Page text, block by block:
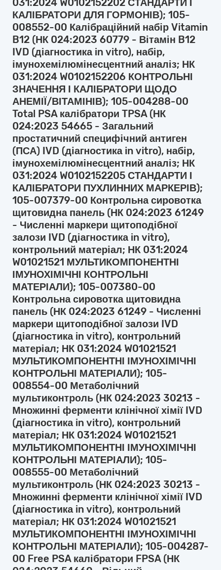
031:2024 W0102152202 СТАНДАРТИ І
КАЛІБРАТОРИ ДЛЯ ГОРМОНІВ); 105-
008552-00 Калібраційний набір Vitamin
B12 (НК 024:2023 60779 - Вітамін B12
IVD (діагностика in vitro), набір,
імунохемілюмінесцентний аналіз; НК
031:2024 W0102152206 КОНТРОЛЬНІ
ЗНАЧЕННЯ І КАЛІБРАТОРИ ЩОДО
АНЕМІЇ/ВІТАМІНІВ); 105-004288-00
Total PSA калібратори TPSA (НК
024:2023 54665 - Загальний
простатичний специфічний антиген
(ПСА) IVD (діагностика in vitro), набір,
імунохемілюмінесцентний аналіз; НК
031:2024 W0102152205 СТАНДАРТИ І
КАЛІБРАТОРИ ПУХЛИННИХ МАРКЕРІВ);
105-007379-00 Контрольна сировотка
щитовидна панель (НК 024:2023 61249
- Численні маркери щитоподібної
залози IVD (діагностика in vitro),
контрольний матеріал; НК 031:2024
W01021521 МУЛЬТИКОМПОНЕНТНІ
ІМУНОХІМІЧНІ КОНТРОЛЬНІ
МАТЕРІАЛИ); 105-007380-00
Контрольна сировотка щитовидна
панель (НК 024:2023 61249 - Численні
маркери щитоподібної залози IVD
(діагностика in vitro), контрольний
матеріал; НК 031:2024 W01021521
МУЛЬТИКОМПОНЕНТНІ ІМУНОХІМІЧНІ
КОНТРОЛЬНІ МАТЕРІАЛИ); 105-
008554-00 Метаболічний
мультиконтроль (НК 024:2023 30213 -
Множинні ферменти клінічної хімії IVD
(діагностика in vitro), контрольний
матеріал; НК 031:2024 W01021521
МУЛЬТИКОМПОНЕНТНІ ІМУНОХІМІЧНІ
КОНТРОЛЬНІ МАТЕРІАЛИ); 105-
008555-00 Метаболічний
мультиконтроль (НК 024:2023 30213 -
Множинні ферменти клінічної хімії IVD
(діагностика in vitro), контрольний
матеріал; НК 031:2024 W01021521
МУЛЬТИКОМПОНЕНТНІ ІМУНОХІМІЧНІ
КОНТРОЛЬНІ МАТЕРІАЛИ); 105-004287-
00 Free PSA калібратори FPSA (НК